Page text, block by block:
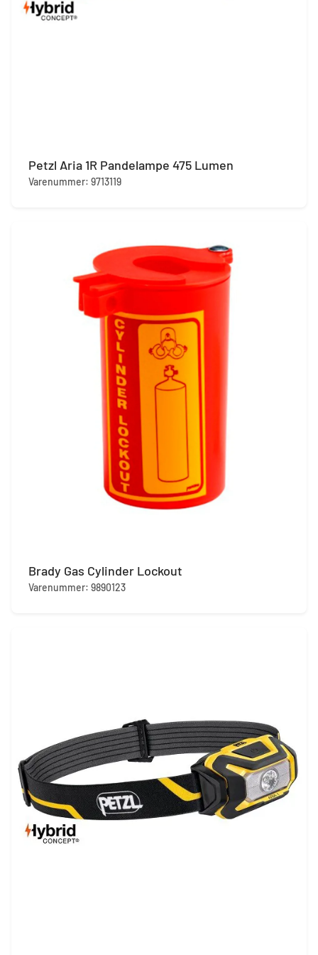
Petzl Aria 1R Pandelampe 475 Lumen
Varenummer: 9713119
Brady Gas Cylinder Lockout
Varenummer: 9890123